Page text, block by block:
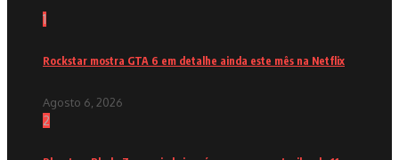
1
Rockstar mostra GTA 6 em detalhe ainda este mês na Netflix
Agosto 6, 2026
2